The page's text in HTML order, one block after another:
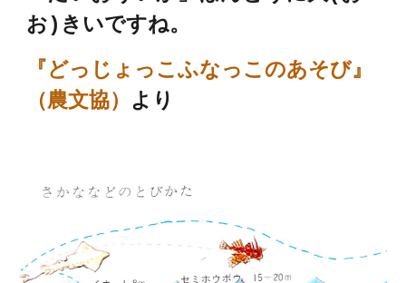
お)きいですね。
『どっじょっこふなっこのあそび』
（農文協） より